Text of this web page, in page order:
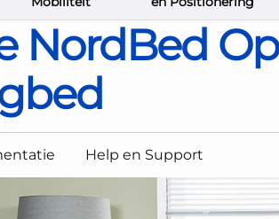
NordBed
Help en Support